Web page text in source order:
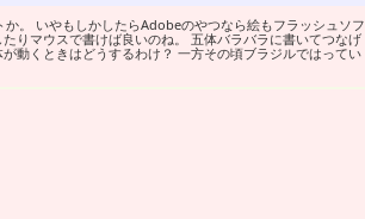
。 いやもしかしたらAdobeのやつなら絵もフラッシュソフ
りマウスで書けば良いのね。 五体バラバラに書いてつなげ
動くときはどうするわけ？ 一方その頃ブラジルではってい